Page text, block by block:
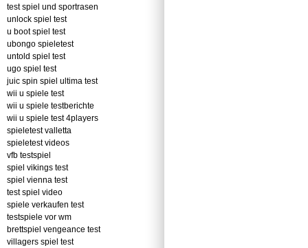
test spiel und sportrasen
unlock spiel test
u boot spiel test
ubongo spieletest
untold spiel test
ugo spiel test
juic spin spiel ultima test
wii u spiele test
wii u spiele testberichte
wii u spiele test 4players
spieletest valletta
spieletest videos
vfb testspiel
spiel vikings test
spiel vienna test
test spiel video
spiele verkaufen test
testspiele vor wm
brettspiel vengeance test
villagers spiel test